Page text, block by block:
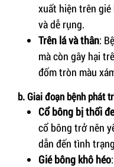
xuất hiện trên
và dễ rụng.
Trên lá và thân:
mà còn gây hại
đốm tròn màu
b. Giai đoạn bệnh phát
Cổ bông bị thối
cổ bông trở nên
dẫn đến tình
Gié bông khô héo